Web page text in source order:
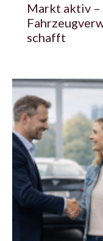
Markt aktiv –
schafft